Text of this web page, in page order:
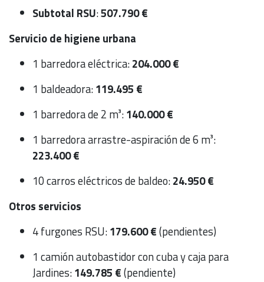
Subtotal RSU:507.790 €
Servicio de higiene urbana
1 barredora eléctrica:204.000 €
1 baldeadora:119.495 €
1 barredora de 2 m³:140.000 €
1 barredora arrastre-aspiración de 6 m³:
223.400 €
10 carros eléctricos de baldeo:24.950 €
Otros servicios
4 furgones RSU:179.600 €(pendientes)
1 camión autobastidor con cuba y caja para
Jardines:149.785 €(pendiente)